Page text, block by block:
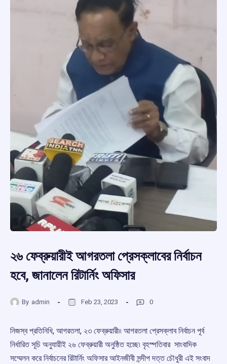
২৬ ফেব্রুয়ারীই আগরতলা প্রেসক্লাবের নির্বাচন
হবে, জানালেন রিটার্নিং অফিসার
By admin Feb 23, 2023 0
নিজস্ব প্রতিনিধি, আগরতলা, ২৩ ফেব্রুয়ারী৷৷ আগরতলা প্রেসক্লাব নির্বাচন পূর্ব
নির্ধারিত সূচি অনুযায়ীই ২৬ ফেব্রুয়ারী অনুষ্ঠিত হচ্ছে৷ বৃহস্পতিবার সাংবাদিক
সম্মেলন করে নির্বাচনের রিটার্নিং অফিসার আইনজীবী সন্দীপ দত্ত চৌধুরী এই সংবাদ